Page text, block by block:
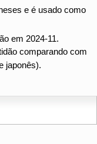
e é usado como
em 2024-11.
comparando com
japonês).